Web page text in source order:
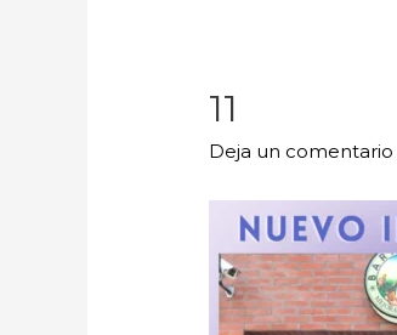
11
Deja un comentario